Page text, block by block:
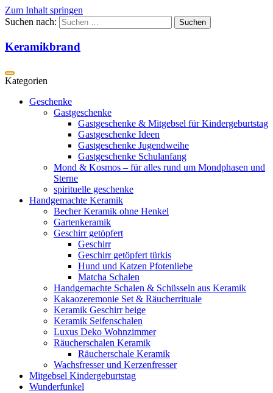
Zum Inhalt springen
Suchen nach:
Keramikbrand
Geschenke
Gastgeschenke
Gastgeschenke & Mitgebsel für Kindergeburtstag
Gastgeschenke Ideen
Gastgeschenke Jugendweihe
Gastgeschenke Schulanfang
Mond & Kosmos – für alles rund um Mondphasen und
Sterne
spirituelle geschenke
Handgemachte Keramik
Becher Keramik ohne Henkel
Gartenkeramik
Geschirr getöpfert
Geschirr
Geschirr getöpfert türkis
Hund und Katzen Pfotenliebe
Matcha Schalen
Handgemachte Schalen & Schüsseln aus Keramik
Kakaozeremonie Set & Räucherrituale
Keramik Geschirr beige
Keramik Seifenschalen
Luxus Deko Wohnzimmer
Räucherschalen Keramik
Räucherschale Keramik
Wachsfresser und Kerzenfresser
Mitgebsel Kindergeburtstag
Wunderfunkel